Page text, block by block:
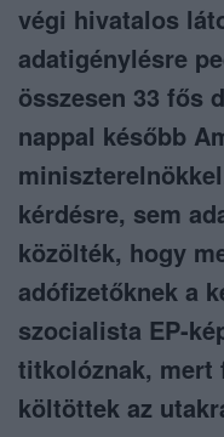
végi hivatalos
adatigénylésre
összesen 33 fős
nappal később
kérdésre, sem
közölték, hogy
adófizetőknek a
szocialista EP-
titkolóznak, mert
költöttek az